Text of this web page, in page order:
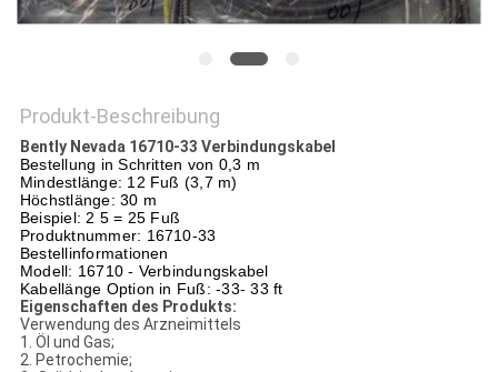
Produkt-Beschreibung
Bently Nevada 16710-33 Verbindungskabel
Bestellung in Schritten von 0,3 m
Mindestlänge: 12 Fuß (3,7 m)
Höchstlänge: 30 m
Beispiel: 2 5 = 25 Fuß
Produktnummer: 16710-33
Bestellinformationen
Modell: 16710 - Verbindungskabel
Kabellänge Option in Fuß: -33- 33 ft
Eigenschaften des Produkts:
Verwendung des Arzneimittels
1. Öl und Gas;
2. Petrochemie;